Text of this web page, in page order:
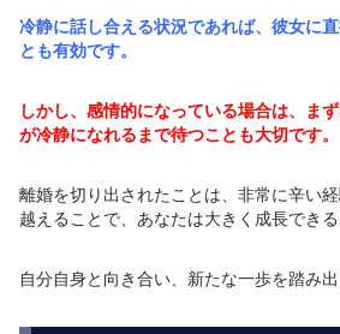
冷静に話し合える状況であれば、彼女に
とも有効です。
しかし、感情的になっている場合は、ま
が冷静になれるまで待つことも大切です。
離婚を切り出されたことは、非常に辛い
越えることで、あなたは大きく成長できる
自分自身と向き合い、新たな一歩を踏み出